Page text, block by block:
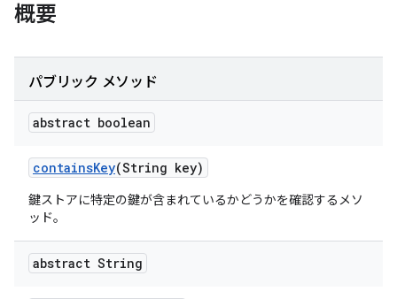
概要
パブリック メソッド
abstract boolean
containsKey(String key)
鍵ストアに特定の鍵が含まれているかどうかを確認するメソ
ッド。
abstract String